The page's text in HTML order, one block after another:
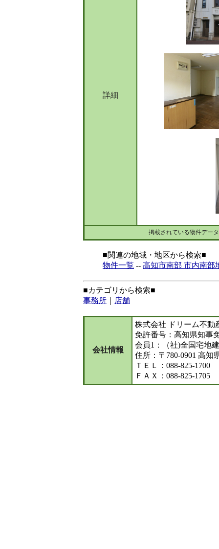
詳細
掲載されている物件デー
■関連の地域・地区から検索■
物件一覧 -- 高知市南部 市内南部
■カテゴリから検索■
事務所
店舗
会社情報
株式会社 ドリーム不動
免許番号：高知県知事
会員1：（社)全国宅地
住所：〒780-0901 高知
ＴＥＬ：088-825-1700
ＦＡＸ：088-825-1705